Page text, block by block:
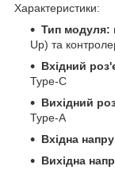
Характеристики:
Тип модуля:
Up) та
Вхідний
Type-C
Вихідний
Type-A
Вхідна
Вихідна